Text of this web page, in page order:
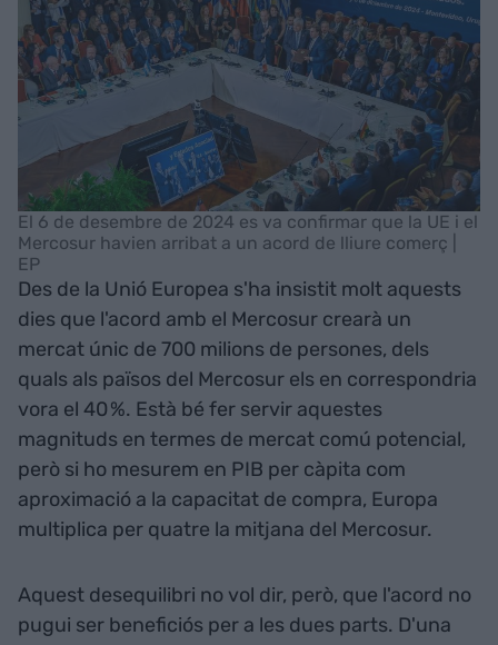
El 6 de desembre de 2024 es va confirmar que la UE i el
Mercosur havien arribat a un acord de lliure comerç |
EP
Des de la Unió Europea s'ha insistit molt aquests
dies que l'acord amb el Mercosur crearà un
mercat únic de 700 milions de persones, dels
quals als països del Mercosur els en correspondria
vora el 40 %. Està bé fer servir aquestes
magnituds en termes de mercat comú potencial,
però si ho mesurem en PIB per càpita com
aproximació a la capacitat de compra, Europa
multiplica per quatre la mitjana del Mercosur.
Aquest desequilibri no vol dir, però, que l'acord no
pugui ser beneficiós per a les dues parts. D'una